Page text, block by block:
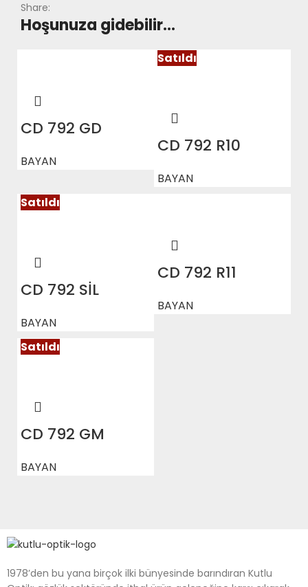
Share:
Hoşunuza gidebilir…
CD 792 GD
BAYAN
Satıldı
CD 792 R10
BAYAN
Satıldı
CD 792 SİL
BAYAN
CD 792 R11
BAYAN
Satıldı
CD 792 GM
BAYAN
1978’den bu yana birçok ilki bünyesinde barındıran Kutlu